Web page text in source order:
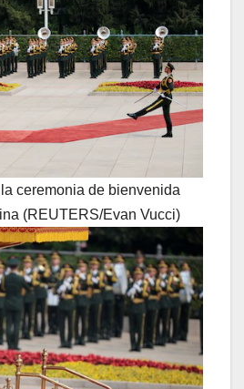
ceremonia de bienvenida
(REUTERS/Evan Vucci)